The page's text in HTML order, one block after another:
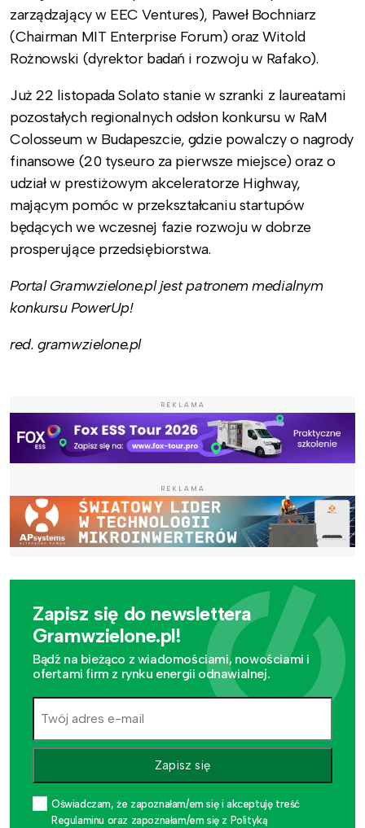
zarządzający w EEC Ventures), Paweł Bochniarz
(Chairman MIT Enterprise Forum) oraz Witold
Rożnowski (dyrektor badań i rozwoju w Rafako).
Już 22 listopada Solato stanie w szranki z laureatami
pozostałych regionalnych odsłon konkursu w RaM
Colosseum w Budapeszcie, gdzie powalczy o nagrody
finansowe (20 tys.euro za pierwsze miejsce) oraz o
udział w prestiżowym akceleratorze Highway,
mającym pomóc w przekształcaniu startupów
będących we wczesnej fazie rozwoju w dobrze
prosperujące przedsiębiorstwa.
Portal Gramwzielone.pl jest patronem medialnym
konkursu PowerUp!
red. gramwzielone.pl
REKLAMA
REKLAMA
Zapisz się do newslettera
Gramwzielone.pl!
Bądź na bieżąco z wiadomościami, nowościami i
ofertami firm z rynku energii odnawialnej.
Zapisz się
Oświadczam, że zapoznałam/em się i akceptuję treść
Regulaminu oraz zapoznałam/em się z Polityką